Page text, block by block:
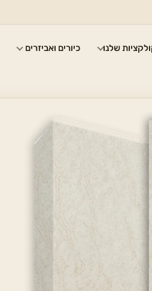
שלנו כיורים ואביזרים